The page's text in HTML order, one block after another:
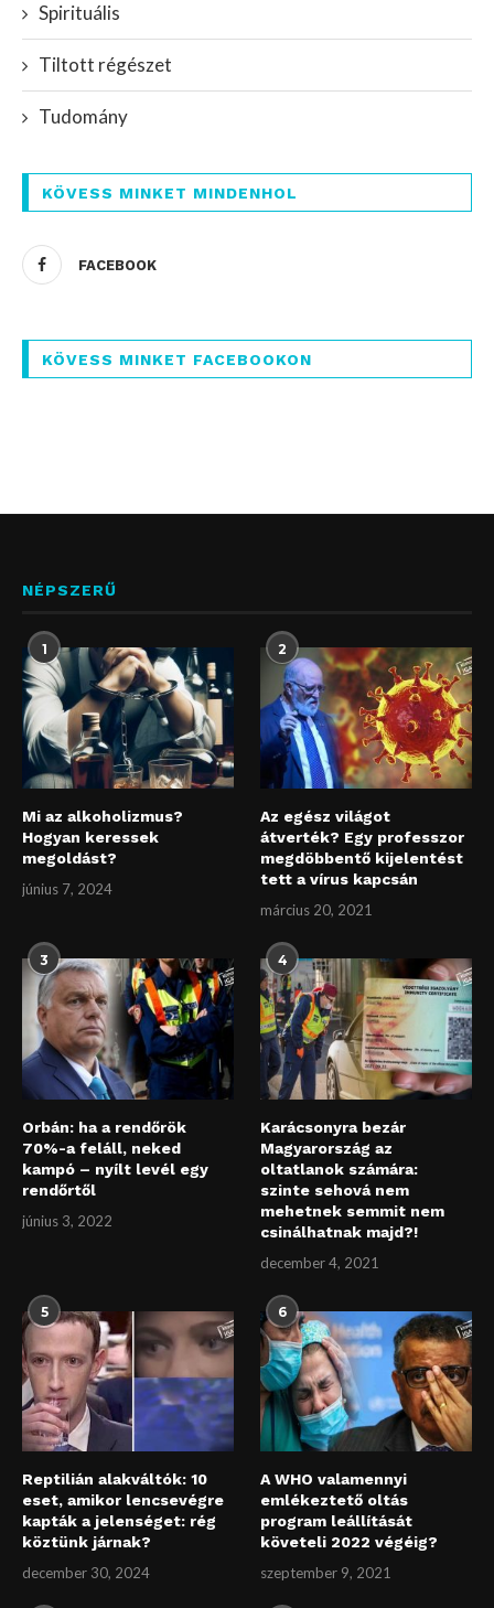
Spirituális
Tiltott régészet
Tudomány
KÖVESS MINKET MINDENHOL
FACEBOOK
KÖVESS MINKET FACEBOOKON
NÉPSZERŰ
1
Mi az alkoholizmus?
Hogyan keressek
megoldást?
június 7, 2024
2
Az egész világot
átverték? Egy professzor
megdöbbentő kijelentést
tett a vírus kapcsán
március 20, 2021
3
Orbán: ha a rendőrök
70%-a feláll, neked
kampó – nyílt levél egy
rendőrtől
június 3, 2022
4
Karácsonyra bezár
Magyarország az
oltatlanok számára:
szinte sehová nem
mehetnek semmit nem
csinálhatnak majd?!
december 4, 2021
5
Reptilián alakváltók: 10
eset, amikor lencsevégre
kapták a jelenséget: rég
köztünk járnak?
december 30, 2024
6
A WHO valamennyi
emlékeztető oltás
program leállítását
követeli 2022 végéig?
szeptember 9, 2021